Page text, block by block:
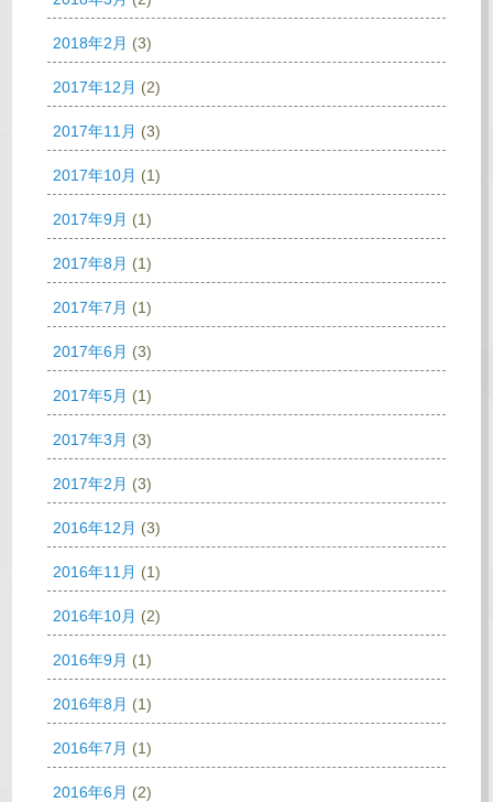
2018年2月 (3)
2017年12月 (2)
2017年11月 (3)
2017年10月 (1)
2017年9月 (1)
2017年8月 (1)
2017年7月 (1)
2017年6月 (3)
2017年5月 (1)
2017年3月 (3)
2017年2月 (3)
2016年12月 (3)
2016年11月 (1)
2016年10月 (2)
2016年9月 (1)
2016年8月 (1)
2016年7月 (1)
2016年6月 (2)